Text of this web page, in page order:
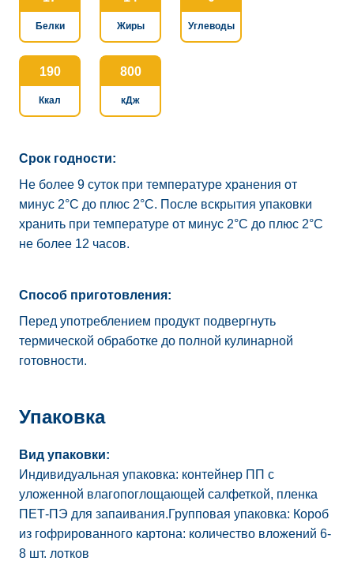
Белки Жиры Углеводы
190
Ккал
800
кДж
Срок годности:
Не более 9 суток при температуре хранения от
минус 2°C до плюс 2°C. После вскрытия упаковки
хранить при температуре от минус 2°C до плюс 2°C
не более 12 часов.
Способ приготовления:
Перед употреблением продукт подвергнуть
термической обработке до полной кулинарной
готовности.
Упаковка
Вид упаковки:
Индивидуальная упаковка: контейнер ПП с
уложенной влагопоглощающей салфеткой, пленка
ПЕТ-ПЭ для запаивания.Групповая упаковка: Короб
из гофрированного картона: количество вложений 6-
8 шт. лотков